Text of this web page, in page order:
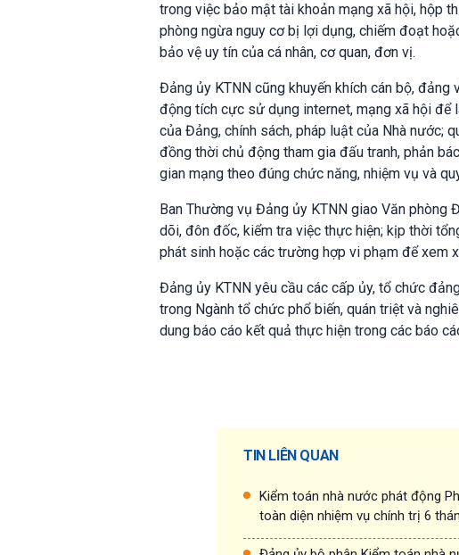
trong việc bảo mật tài khoản mạng xã hội, hộp
phòng ngừa nguy cơ bị lợi dụng, chiếm đoạt
bảo vệ uy tín của cá nhân, cơ quan, đơn vị.
Đảng ủy KTNN cũng khuyến khích cán bộ,
động tích cực sử dụng internet, mạng xã hội để
của Đảng, chính sách, pháp luật của Nhà nước;
đồng thời chủ động tham gia đấu tranh, phản
gian mạng theo đúng chức năng, nhiệm vụ và
Ban Thường vụ Đảng ủy KTNN giao Văn phòng
dõi, đôn đốc, kiểm tra việc thực hiện; kịp thời
phát sinh hoặc các trường hợp vi phạm để xem
Đảng ủy KTNN yêu cầu các cấp ủy, tổ chức
trong Ngành tổ chức phổ biến, quán triệt và
dung báo cáo kết quả thực hiện trong các báo
TIN LIÊN QUAN
Kiểm toán nhà nước phát động
toàn diện nhiệm vụ chính trị 6